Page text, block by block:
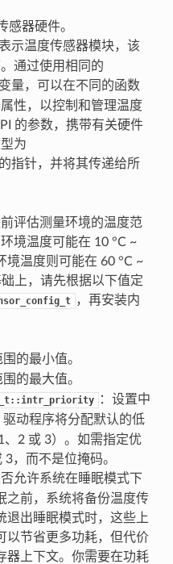
感器硬件。
示温度传感器模块，该
通过使用相同的
变量，可以在不同的函数
性，以控制和管理温度
的参数，携带有关硬件
为
的指针，并将其传递给所
评估测量环境的温度范
境温度可能在 10 °C ~
境温度则可能在 60 °C ~
上，请先根据以下值定
，再安装内
的最小值。
的最大值。
：设置中
驱动程序将分配默认的低
2 或 3）。如需指定优
，而不是位掩码。
允许系统在睡眠模式下
之前，系统将备份温度传
退出睡眠模式时，这些上
以节省更多功耗，但代价
器上下文。你需要在功耗